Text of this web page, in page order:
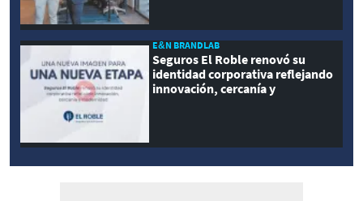
E&N BRANDLAB
Seguros El Roble renovó su
identidad corporativa reflejando
innovación, cercanía y